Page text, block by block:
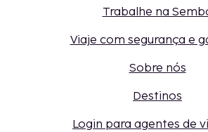
Trabalhe na
Viaje com segurança e
Sobre nós
Destinos
Login para agentes de